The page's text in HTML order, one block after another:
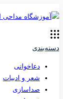
دسته‌بندی
دعاخوانی
شعر و ادبیات
صداسازی